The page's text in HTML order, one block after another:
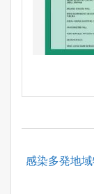
投
ナ
Previous
感染多発地